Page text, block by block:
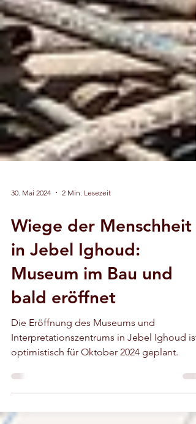
30. Mai 2024
Wiege der Menschheit
in Jebel Ighoud:
Museum im Bau und
bald eröffnet
Interpretationszentrums in Jebel Ighoud ist
optimistisch für Oktober 2024 geplant.